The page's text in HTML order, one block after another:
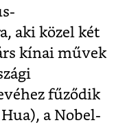
aki közel két
kínai művek
fűződik
a Nobel-